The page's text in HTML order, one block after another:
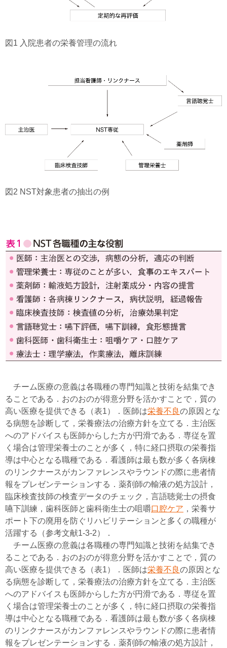
図1 入院患者の栄養管理の流れ
図2 NST対象患者の抽出の例
チーム医療の意義は各職種の専門知識と技術を結集でき
ることである．おのおのが得意分野を活かすことで，質の
高い医療を提供できる（表1）．医師は栄養不良の原因とな
る病態を診断して，栄養療法の治療方針を立てる．主治医
へのアドバイスも医師からした方が円滑である．専従を置
く場合は管理栄養士のことが多く，特に経口摂取の栄養指
導は中心となる職種である．看護師は最も数が多く各病棟
のリンクナースがカンファレンスやラウンドの際に患者情
報をプレゼンテーションする．薬剤師の輸液の処方設計，
臨床検査技師の検査データのチェック，言語聴覚士の摂食
嚥下訓練，歯科医師と歯科衛生士の咀嚼口腔ケア ，栄養サ
ポート下の廃用を防ぐリハビリテーションと多くの職種が
活躍する（参考文献1-3-2）．
チーム医療の意義は各職種の専門知識と技術を結集でき
ることである．おのおのが得意分野を活かすことで，質の
高い医療を提供できる（表1）．医師は栄養不良の原因とな
る病態を診断して，栄養療法の治療方針を立てる．主治医
へのアドバイスも医師からした方が円滑である．専従を置
く場合は管理栄養士のことが多く，特に経口摂取の栄養指
導は中心となる職種である．看護師は最も数が多く各病棟
のリンクナースがカンファレンスやラウンドの際に患者情
報をプレゼンテーションする．薬剤師の輸液の処方設計，